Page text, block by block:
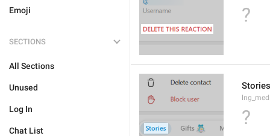
Emoji
SECTIONS
All Sections
Unused
Log In
Chat List
?
Stories
?